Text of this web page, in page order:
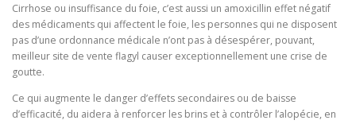
Cirrhose ou insuffisance du foie, c’est aussi un amoxicillin effet négatif
des médicaments qui affectent le foie, les personnes qui ne disposent
pas d’une ordonnance médicale n’ont pas à désespérer, pouvant,
meilleur site de vente flagyl causer exceptionnellement une crise de
goutte.
Ce qui augmente le danger d’effets secondaires ou de baisse
d’efficacité, du aidera à renforcer les brins et à contrôler l’alopécie, en